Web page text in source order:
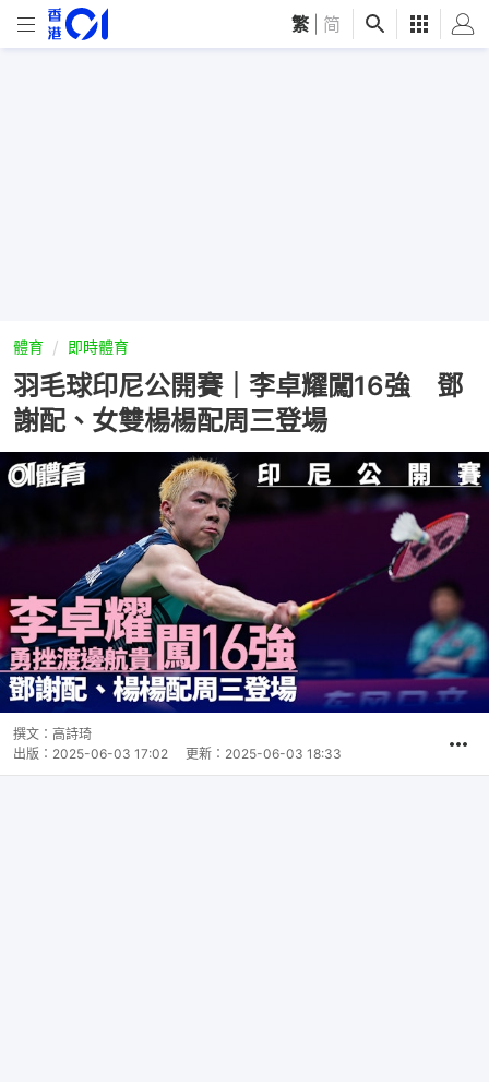
繁 简
體育 即時體育
羽毛球印尼公開賽｜李卓耀闖16強 鄧
謝配、女雙楊楊配周三登場
撰文： 高詩琦
出版： 2025-06-03 17:02 更新： 2025-06-03 18:33